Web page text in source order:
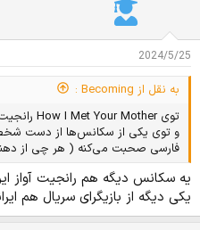
2024/5/25
به نقل از Becoming :
توی How I Met Your Mother رانجیت که نقش راننده رو داره اصالتا ایرانیه
و توی یکی از سکانس‌ها از دست
فارسی صحبت می‌کنه ( هر چی از
یه سکانس دیگه هم رانجیت آواز
یکی دیگه از بازیگرای سریال هم